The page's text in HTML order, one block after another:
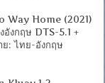
Way Home (2021)
อังกฤษ DTS-5.1 +
: ไทย-อังกฤษ